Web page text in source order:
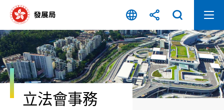
容
開
始
立法會事務